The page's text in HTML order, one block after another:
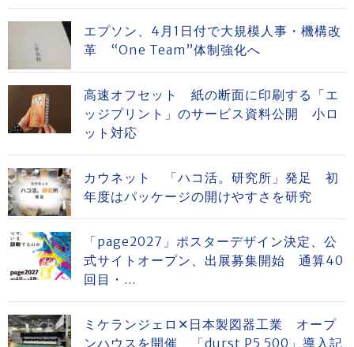
エプソン、4月1日付で大規模人事・機構改
革 “One Team”体制強化へ
高速オフセット 紙の断面に印刷する「エ
ッジプリント」のサービス資料公開 小ロ
ット対応
カウネット 「ハコ活。研究所」発足 初
年度はパッケージの開けやすさを研究
「page2027」ポスターデザイン決定、公
式サイトオープン、出展募集開始 通算40
回目・...
ミケランジェロ✕日本製図器工業 オープ
ンハウスを開催 「durst P5 500」導入記